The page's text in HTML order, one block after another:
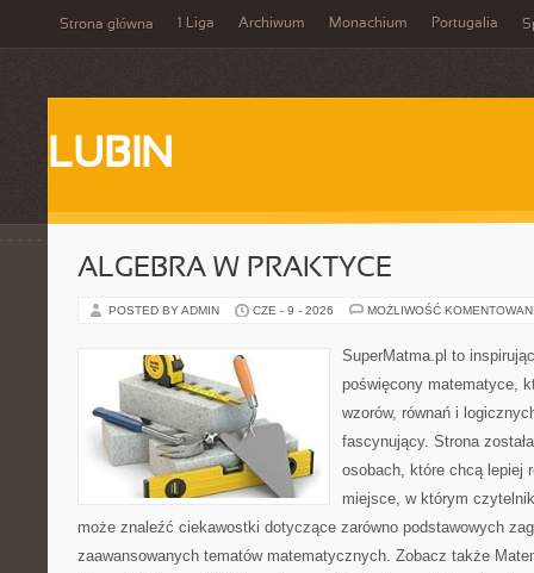
Strona główna 1 Liga Archiwum Monachium Portugalia
LUBIN
ALGEBRA W PRAKTYCE
POSTED BY ADMIN CZE - 9 - 2026 MOŻLIWOŚĆ
SuperMatma.pl to
poświęcony matematyce,
wzorów, równań i
fascynujący. Strona
osobach, które chcą lepiej
miejsce, w którym
może znaleźć ciekawostki dotyczące zarówno podstawowych
zaawansowanych tematów matematycznych. Zobacz także